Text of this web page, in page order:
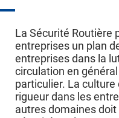
La Sécurité Routière
entreprises un plan
entreprises dans la
circulation en
particulier. La
rigueur dans les
autres domaines doit